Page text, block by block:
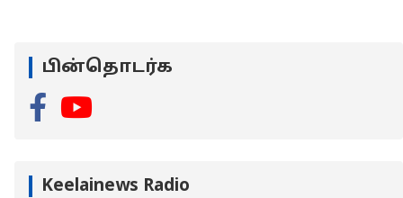
பின்தொடர்க
Keelainews Radio